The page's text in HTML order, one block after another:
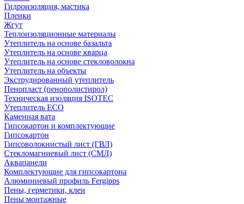
Гидроизоляция, мастика
Пленки
Жгут
Теплоизоляционные материалы
Утеплитель на основе базальта
Утеплитель на основе кварца
Утеплитель на основе стекловолокна
Утеплитель на объекты
Экструдированный утеплитель
Пенопласт (пенополистирол)
Техническая изоляция ISOTEC
Утеплитель ECO
Каменная вата
Гипсокартон и комплектующие
Гипсокартон
Гипсоволокнистый лист (ГВЛ)
Стекломагниевый лист (СМЛ)
Аквапанели
Комплектующие для гипсокартона
Алюминиевый профиль Fergipps
Пены, герметики, клеи
Пены монтажные